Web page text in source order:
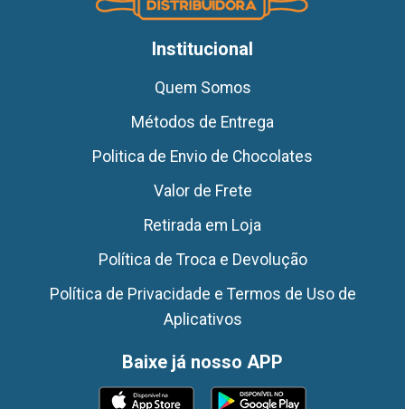
Institucional
Quem Somos
Métodos de Entrega
Politica de Envio de Chocolates
Valor de Frete
Retirada em Loja
Política de Troca e Devolução
Política de Privacidade e Termos de Uso de
Aplicativos
Baixe já nosso APP